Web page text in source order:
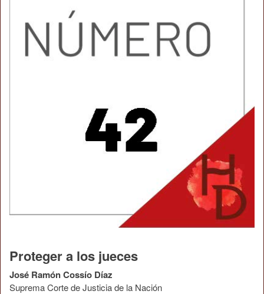
Proteger a los jueces
José Ramón Cossío Díaz
Suprema Corte de Justicia de la Nación